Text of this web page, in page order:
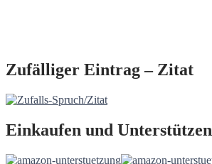
Zufälliger Eintrag – Zitat
Einkaufen und Unterstützen